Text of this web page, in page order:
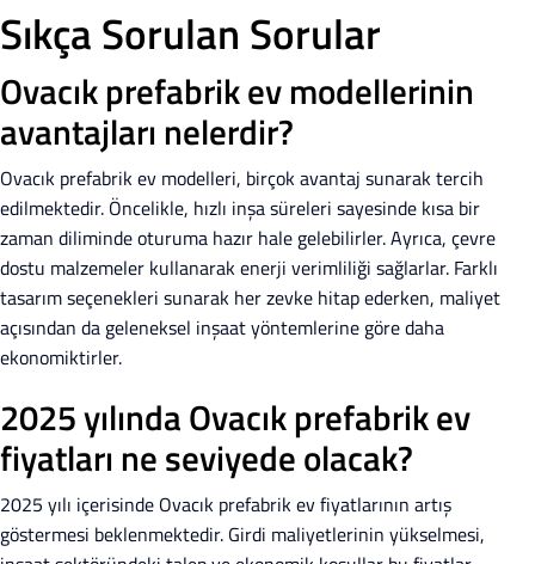
Sıkça Sorulan Sorular
Ovacık prefabrik ev modellerinin
avantajları nelerdir?
Ovacık prefabrik ev modelleri, birçok avantaj sunarak tercih
edilmektedir. Öncelikle, hızlı inşa süreleri sayesinde kısa bir
zaman diliminde oturuma hazır hale gelebilirler. Ayrıca, çevre
dostu malzemeler kullanarak enerji verimliliği sağlarlar. Farklı
tasarım seçenekleri sunarak her zevke hitap ederken, maliyet
açısından da geleneksel inşaat yöntemlerine göre daha
ekonomiktirler.
2025 yılında Ovacık prefabrik ev
fiyatları ne seviyede olacak?
2025 yılı içerisinde Ovacık prefabrik ev fiyatlarının artış
göstermesi beklenmektedir. Girdi maliyetlerinin yükselmesi,